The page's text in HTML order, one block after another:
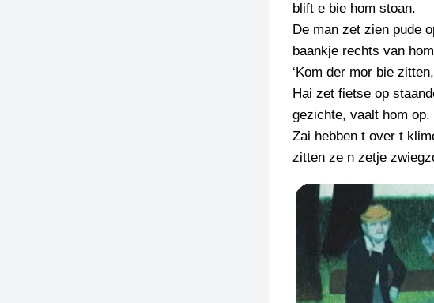
VERHOALEN
blift e bie hom stoan.
De man zet zien pude
baankje rechts van
‘Kom der mor bie
Hai zet fietse op
gezichte, vaalt hom
Zai hebben t over t
zitten ze n zetje